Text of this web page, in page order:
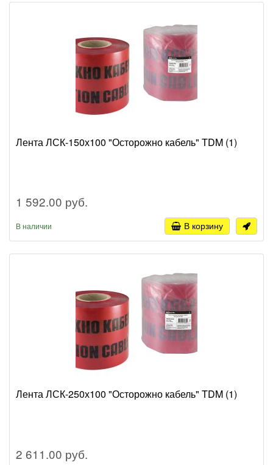
Лента ЛСК-150х100 "Осторожно кабель" TDM (1)
1 592.00 руб.
В наличии В корзину
Лента ЛСК-250х100 "Осторожно кабель" TDM (1)
2 611.00 руб.